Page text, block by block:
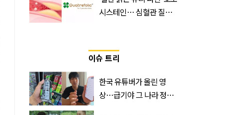
시스테인… 심혈관 질환
이슈 트리
한국 유튜버가 올린 영
상…급기야 그 나라 정부